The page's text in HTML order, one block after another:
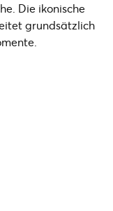
Die ikonische
grundsätzlich